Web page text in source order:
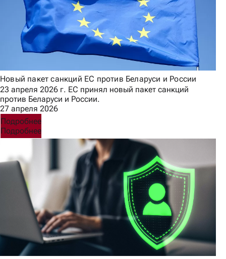
Новый пакет санкций ЕС против Беларуси и России
23 апреля 2026 г. ЕС принял новый пакет санкций
против Беларуси и России.
27 апреля 2026
Подробнее
Подробнее